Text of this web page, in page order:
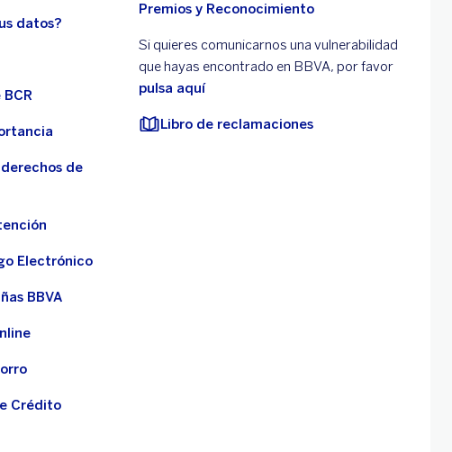
datos?
de
Electrónico
BBVA
Crédito
Premios y Reconocimiento
Si quieres comunicarnos una vulnerabilidad
que hayas encontrado en BBVA, por favor
pulsa aquí
Libro de reclamaciones